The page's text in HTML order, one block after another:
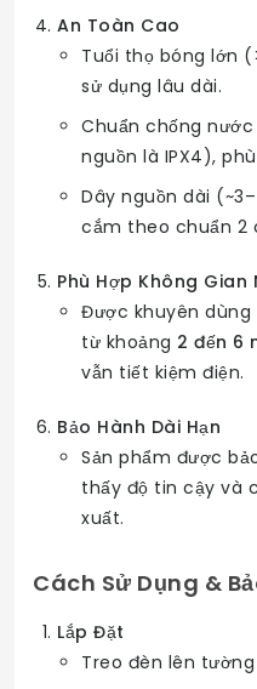
An Toàn Cao
Tuổi thọ bóng lớn
sử dụng lâu dài.
Chuẩn chống
nguồn là IPX4),
Dây nguồn dài
cắm theo chuẩn 2
Phù Hợp Không Gian
Được khuyên
từ khoảng 2 đến 6
vẫn tiết kiệm điện.
Bảo Hành Dài Hạn
Sản phẩm được
thấy độ tin cậy và
xuất.
Cách Sử Dụng &
Lắp Đặt
Treo đèn lên